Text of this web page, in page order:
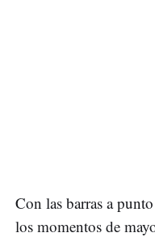
Con las barras a
los momentos de